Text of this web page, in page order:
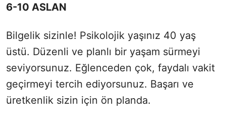
6-10 ASLAN
Bilgelik sizinle! Psikolojik yaşınız 40 yaş
üstü. Düzenli ve planlı bir yaşam sürmeyi
seviyorsunuz. Eğlenceden çok, faydalı vakit
geçirmeyi tercih ediyorsunuz. Başarı ve
üretkenlik sizin için ön planda.